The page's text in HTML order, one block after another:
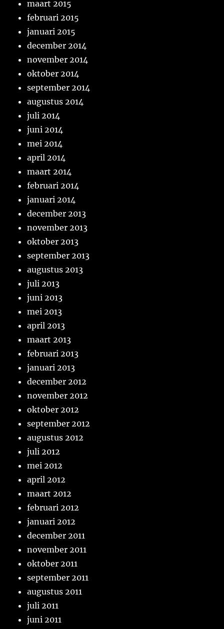
maart 2015
februari 2015
januari 2015
december 2014
november 2014
oktober 2014
september 2014
augustus 2014
juli 2014
juni 2014
mei 2014
april 2014
maart 2014
februari 2014
januari 2014
december 2013
november 2013
oktober 2013
september 2013
augustus 2013
juli 2013
juni 2013
mei 2013
april 2013
maart 2013
februari 2013
januari 2013
december 2012
november 2012
oktober 2012
september 2012
augustus 2012
juli 2012
mei 2012
april 2012
maart 2012
februari 2012
januari 2012
december 2011
november 2011
oktober 2011
september 2011
augustus 2011
juli 2011
juni 2011